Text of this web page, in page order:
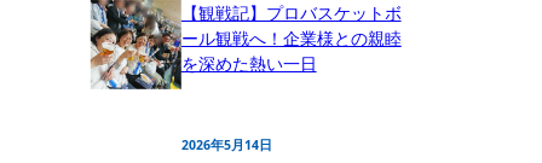
【観戦記】プロバスケットボ
ール観戦へ！企業様との親睦
を深めた熱い一日
2026年5月14日